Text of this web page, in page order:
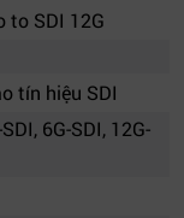
to SDI 12G
tín hiệu SDI
6G-SDI, 12G-